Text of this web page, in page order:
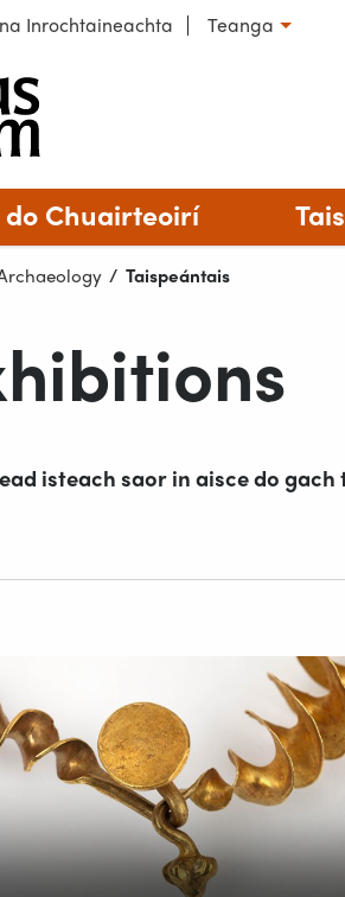
Inrochtaineachta Roghnaigh teanga
Teanga
do Chuairteoirí
Reatha:
Taispeántais
isteach saor in aisce do